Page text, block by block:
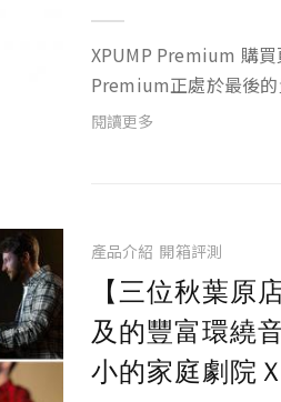
XPUMP Premium 購買頁面傳
Premium正處於最後
相當有興趣，因此我們
閱讀更多
產品介紹 開箱評測
【三位秋葉原
及的豐富環繞
小的家庭劇院